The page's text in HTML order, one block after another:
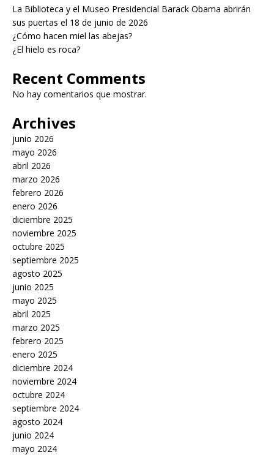
La Biblioteca y el Museo Presidencial Barack Obama abrirán
sus puertas el 18 de junio de 2026
¿Cómo hacen miel las abejas?
¿El hielo es roca?
Recent Comments
No hay comentarios que mostrar.
Archives
junio 2026
mayo 2026
abril 2026
marzo 2026
febrero 2026
enero 2026
diciembre 2025
noviembre 2025
octubre 2025
septiembre 2025
agosto 2025
junio 2025
mayo 2025
abril 2025
marzo 2025
febrero 2025
enero 2025
diciembre 2024
noviembre 2024
octubre 2024
septiembre 2024
agosto 2024
junio 2024
mayo 2024